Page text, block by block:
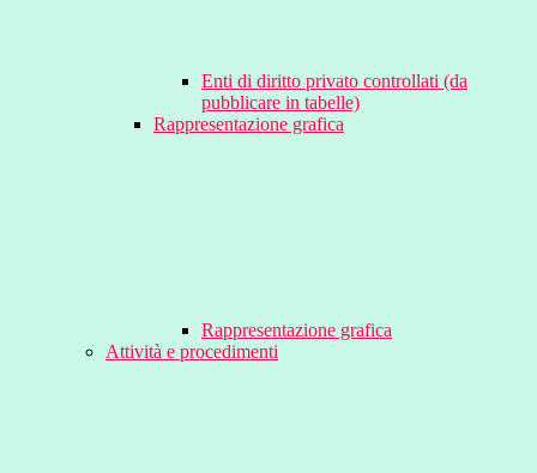
Enti di diritto privato controllati (da
pubblicare in tabelle)
Rappresentazione grafica
Rappresentazione grafica
Attività e procedimenti